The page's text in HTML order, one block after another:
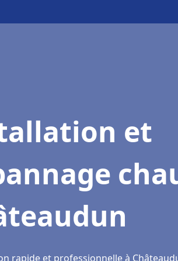
et
rapide et professionnelle à